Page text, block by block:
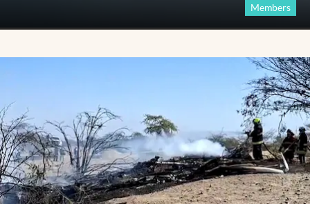
Members